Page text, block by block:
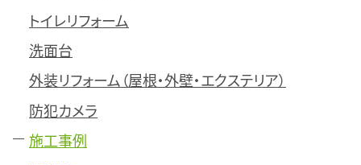
トイレリフォーム
洗面台
外装リフォーム（屋根・外壁・エクステリア）
防犯カメラ
施工事例